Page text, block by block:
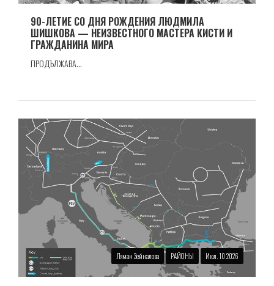
90-ЛЕТИЕ СО ДНЯ РОЖДЕНИЯ ЛЮДМИЛА
ШИШКОВА — НЕИЗВЕСТНОГО МАСТЕРА КИСТИ И
ГРАЖДАНИНА МИРА
ПРОДЪЛЖАВА...
Ляман Зейналова РАЙОНЫ Июл. 10 2026